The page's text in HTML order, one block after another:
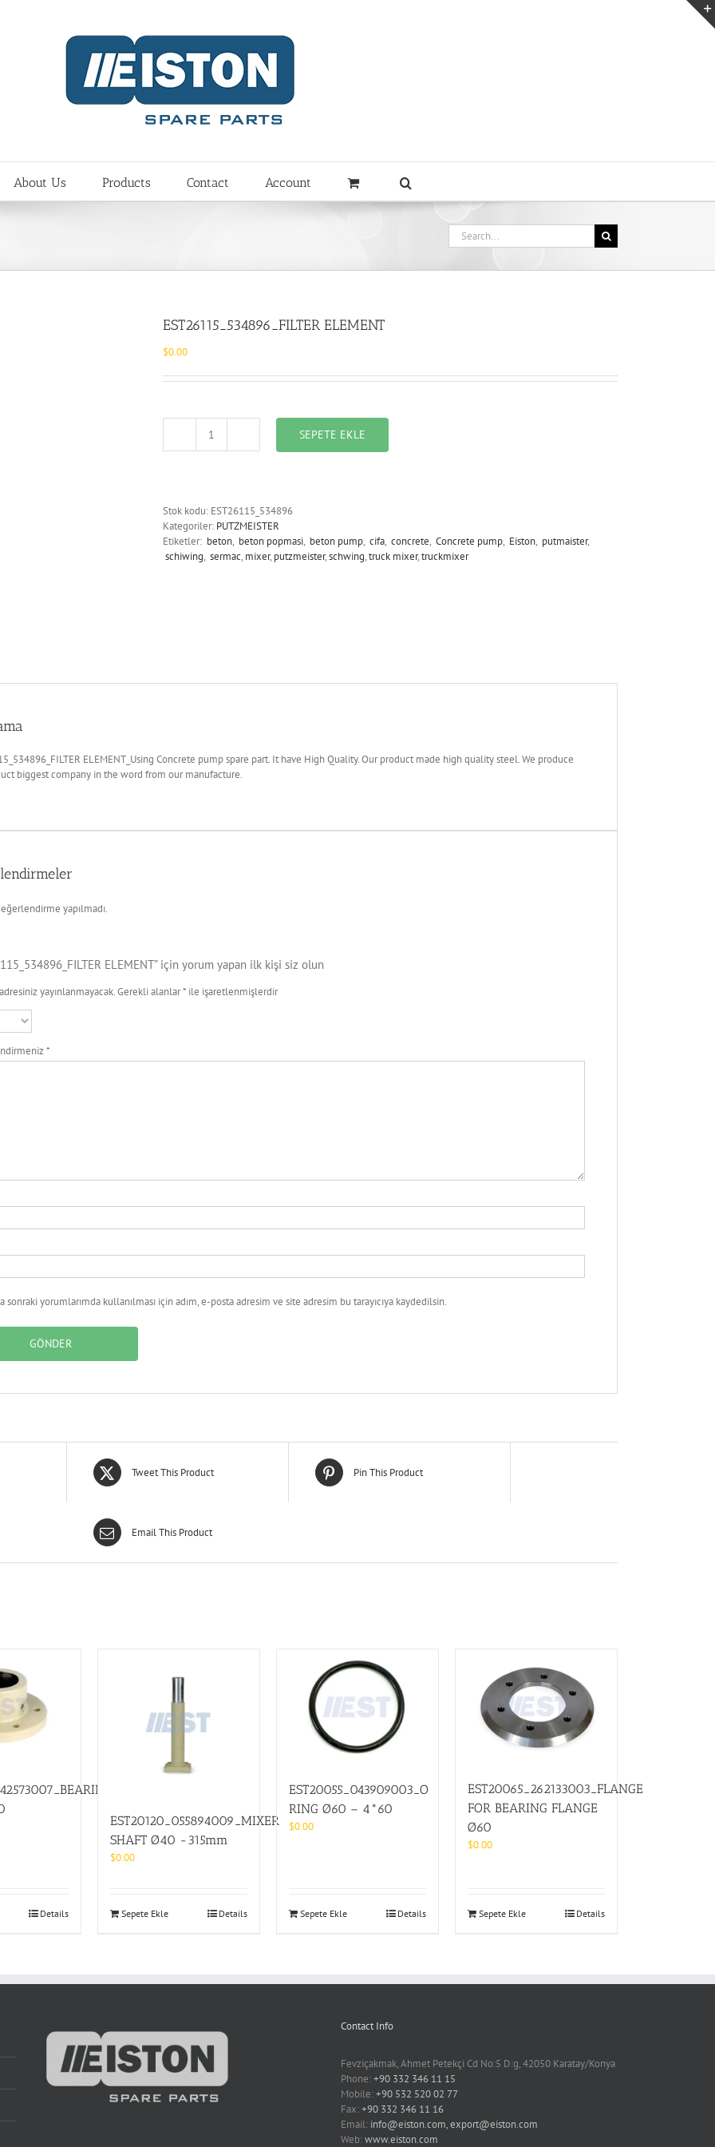
About Us Products Contact Account
Search
for:
EST26115_534896_FILTER ELEMENT
$0.00
EST26115_534896_FILTERSEPETE EKLE
Stok kodu: EST26115_534896
Kategoriler: PUTZMEISTER
Etiketler: beton, beton popmasi, beton pump, cifa, concrete, Concrete pump, Eiston, putmaister,
schiwing, sermac, mixer, putzmeister,schwing,truck mixer,truckmixer
ELEMENT_Using Concrete pump spare part. It have High Quality. Our product made high quality steel. We produce
biggest company in the word from our manufacture.
yapılmadı.
ELEMENT” için yorum yapan ilk kişi siz olun
yayınlanmayacak.Gerekli alanlar* ile işaretlenmişlerdir
*
sonraki yorumlarımda kullanılması için adım, e-posta adresim ve site adresim bu tarayıcıya kaydedilsin.
Tweet This Product Pin This Product
Email This Product
Details
EST20120_055894009_MIXER
SHAFT Ø40 -315mm
$0.00
Sepete Ekle Details
EST20055_043909003_O
RING Ø60 – 4*60
$0.00
Sepete Ekle Details
EST20065_262133003_FLANGE
FOR BEARING FLANGE
Ø60
$0.00
Sepete Ekle Details
Contact Info
Fevziçakmak, Ahmet Petekçi Cd No:5 D:g, 42050 Karatay/Konya
Phone:+90 332 346 11 15
Mobile:+90 532 520 02 77
Fax:+90 332 346 11 16
Email: info@eiston.com, export@eiston.com
Web:www.eiston.com